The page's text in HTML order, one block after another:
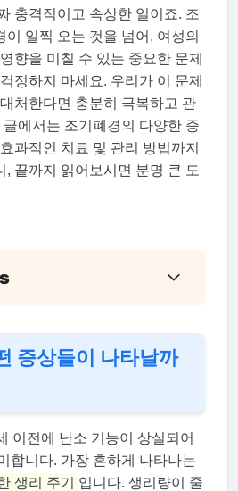
충격적이고 속상한 일이죠. 조
이 일찍 오는 것을 넘어, 여성의
향을 미칠 수 있는 중요한 문제
정하지 마세요. 우리가 이 문제
처한다면 충분히 극복하고 관
에서는 조기폐경의 다양한 증
과적인 치료 및 관리 방법까지
, 끝까지 읽어보시면 분명 큰 도
증상들이 나타날까
이전에 난소 기능이 상실되어
합니다. 가장 흔하게 나타나는
생리 주기
입니다. 생리량이 줄